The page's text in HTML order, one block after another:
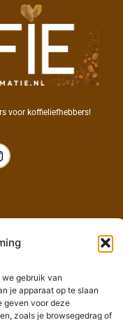
we gebruik van
je apparaat op te slaan
geven voor deze
zoals je browsegedrag of
voor koffieliefhebbers!